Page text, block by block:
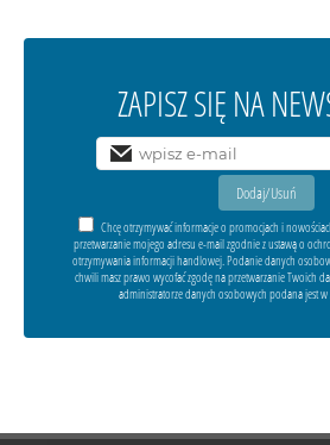
ZAPISZ SIĘ NA
Chcę otrzymywać informacje o promocjach i
przetwarzanie mojego adresu e-mail zgodnie z ustawą o
otrzymywania informacji handlowej. Podanie danych
chwili masz prawo wycofać zgodę na przetwarzanie Twoich
administratorze danych osobowych podana jest w